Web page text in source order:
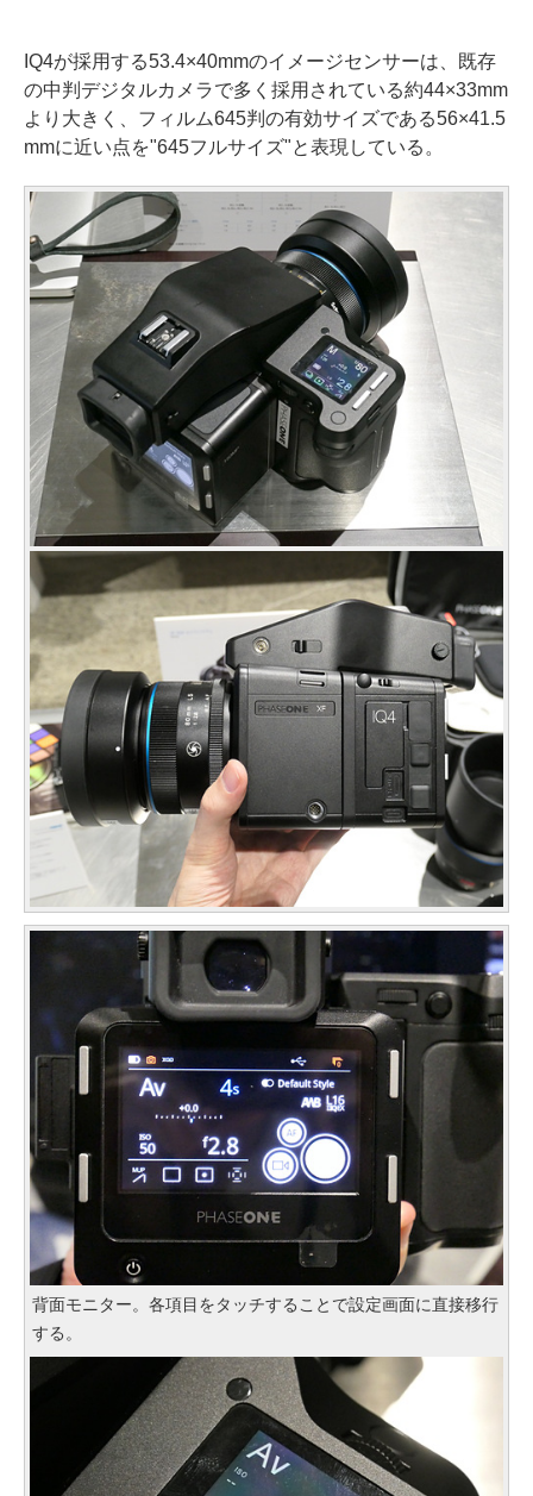
IQ4が採用する53.4×40mmのイメージセンサーは、既存
の中判デジタルカメラで多く採用されている約44×33mm
より大きく、フィルム645判の有効サイズである56×41.5
mmに近い点を"645フルサイズ"と表現している。
背面モニター。各項目をタッチすることで設定画面に直接移行
する。